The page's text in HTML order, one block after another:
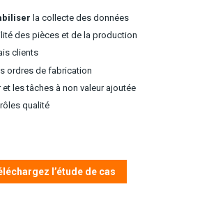
la collecte des données
des pièces et de la production
clients
ordres de fabrication
et les tâches à non valeur ajoutée
qualité
l’étude de cas